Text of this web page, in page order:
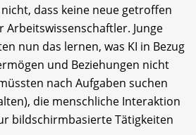
dass keine neue getroffen
Arbeitswissenschaftler. Junge
nun das lernen, was KI in Bezug
und Beziehungen nicht
nach Aufgaben suchen
die menschliche Interaktion
bildschirmbasierte Tätigkeiten